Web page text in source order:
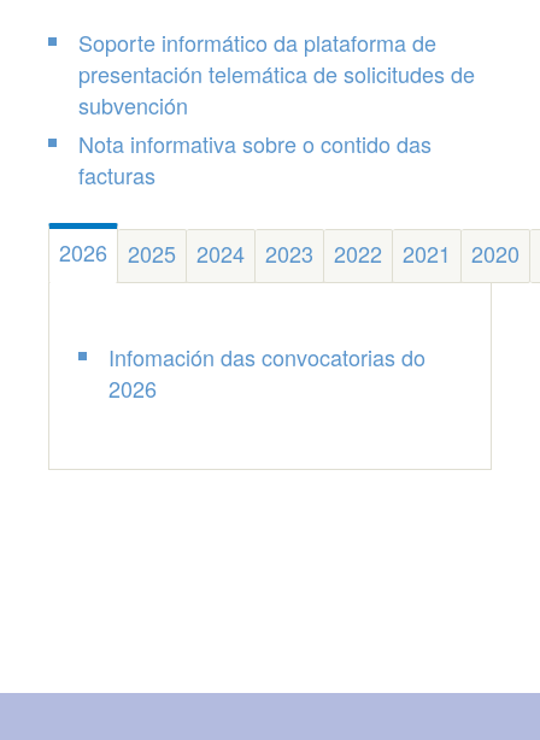
Soporte informático da plataforma de
presentación telemática de solicitudes de
subvención
Nota informativa sobre o contido das
facturas
2026 2025 2024 2023 2022 2021 2020
Infomación das convocatorias do
2026